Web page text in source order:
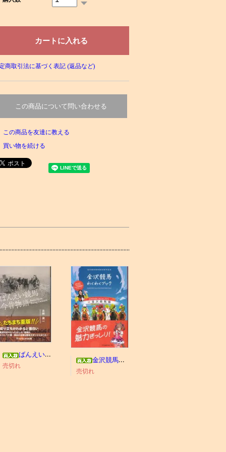
商取引法に基づく表記 (返品など)
この商品について問い合わせる
この商品を友達に教える
買い物を続ける
ばんえい競馬今昔物語
売切れ
金沢競馬わくわくブック
売切れ